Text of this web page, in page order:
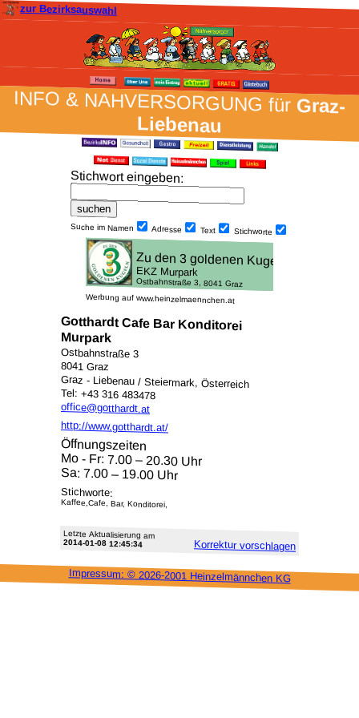
zur Bezirksauswahl
INFO & NAH­VER­SORG­UNG fürGraz-
Liebenau
Stich­wort ein­geben:
Suche im Namen Adresse Text Stich­worte
Werbung auf www.heinzelmaennchen.at
Gotthardt Cafe Bar Konditorei
Murpark
Ostbahnstraße 3
8041 Graz
Graz - Liebenau / Steiermark, Österreich
Tel: +43 316 483478
office@gotthardt.at
http://www.gotthardt.at/
Öffnungszeiten
Mo - Fr: 7.00 – 20.30 Uhr
Sa: 7.00 – 19.00 Uhr
Stichworte:
Kaffee,Cafe, Bar, Konditorei,
Letzte Aktu­alisie­rung am
2014-01-08 12:45:34 Korrektur vor­schlagen
Impressum: © 2026-2001 Heinzel­männchen KG